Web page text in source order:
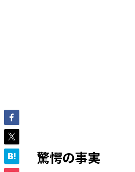
驚愕の事実